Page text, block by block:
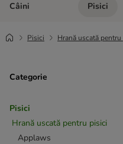
Câini Deschideți
Pisici
Pisici Hrană uscată
Categorie
Pisici
Hrană uscată pentru pisici
Applaws